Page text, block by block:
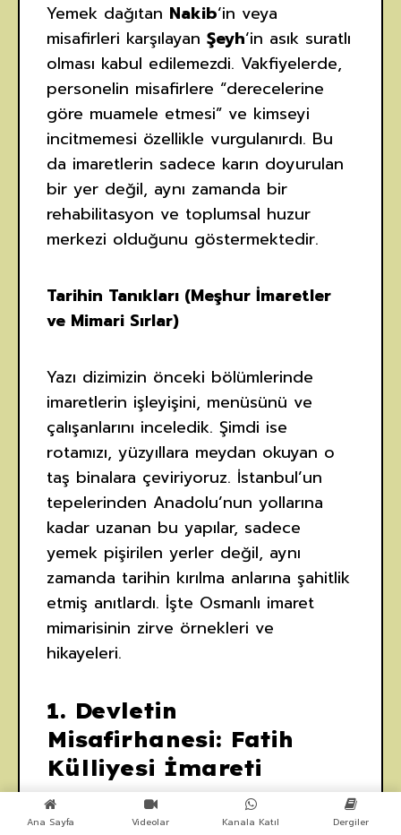
Yemek dağıtan Nakib‘in veya
misafirleri karşılayan Şeyh‘in asık suratlı
olması kabul edilemezdi. Vakfiyelerde,
personelin misafirlere “derecelerine
göre muamele etmesi” ve kimseyi
incitmemesi özellikle vurgulanırdı. Bu
da imaretlerin sadece karın doyurulan
bir yer değil, aynı zamanda bir
rehabilitasyon ve toplumsal huzur
merkezi olduğunu göstermektedir.
Tarihin Tanıkları (Meşhur İmaretler
ve Mimari Sırlar)
Yazı dizimizin önceki bölümlerinde
imaretlerin işleyişini, menüsünü ve
çalışanlarını inceledik. Şimdi ise
rotamızı, yüzyıllara meydan okuyan o
taş binalara çeviriyoruz. İstanbul’un
tepelerinden Anadolu’nun yollarına
kadar uzanan bu yapılar, sadece
yemek pişirilen yerler değil, aynı
zamanda tarihin kırılma anlarına şahitlik
etmiş anıtlardı. İşte Osmanlı imaret
mimarisinin zirve örnekleri ve
hikayeleri.
1. Devletin
Misafirhanesi: Fatih
Külliyesi İmareti
İstanbul’un fethinden sonra Fatih
Ana Sayfa Videolar Kanala Katıl Dergiler